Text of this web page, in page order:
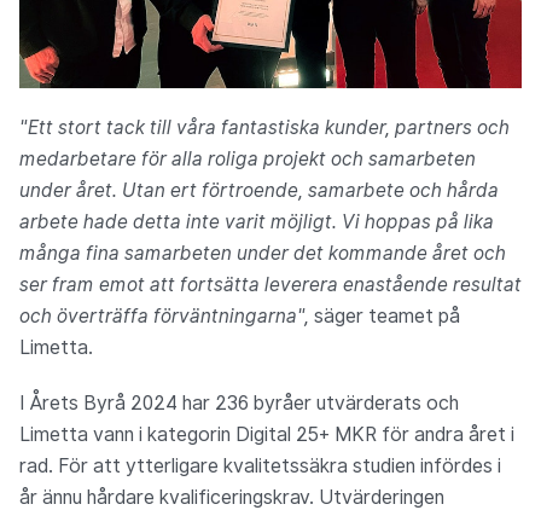
"Ett stort tack till våra fantastiska kunder, partners och
medarbetare för alla roliga projekt och samarbeten
under året. Utan ert förtroende, samarbete och hårda
arbete hade detta inte varit möjligt. Vi hoppas på lika
många fina samarbeten under det kommande året och
ser fram emot att fortsätta leverera enastående resultat
och överträffa förväntningarna", säger teamet på
Limetta.
I Årets Byrå 2024 har 236 byråer utvärderats och
Limetta vann i kategorin Digital 25+ MKR för andra året i
rad. För att ytterligare kvalitetssäkra studien infördes i
år ännu hårdare kvalificeringskrav. Utvärderingen